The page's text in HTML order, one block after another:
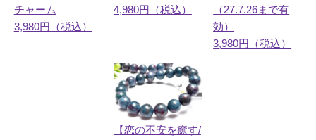
チャーム
3,980円（税込）
4,980円（税込）
（27.7.26まで有
効）
3,980円（税込）
【恋の不安を癒す/